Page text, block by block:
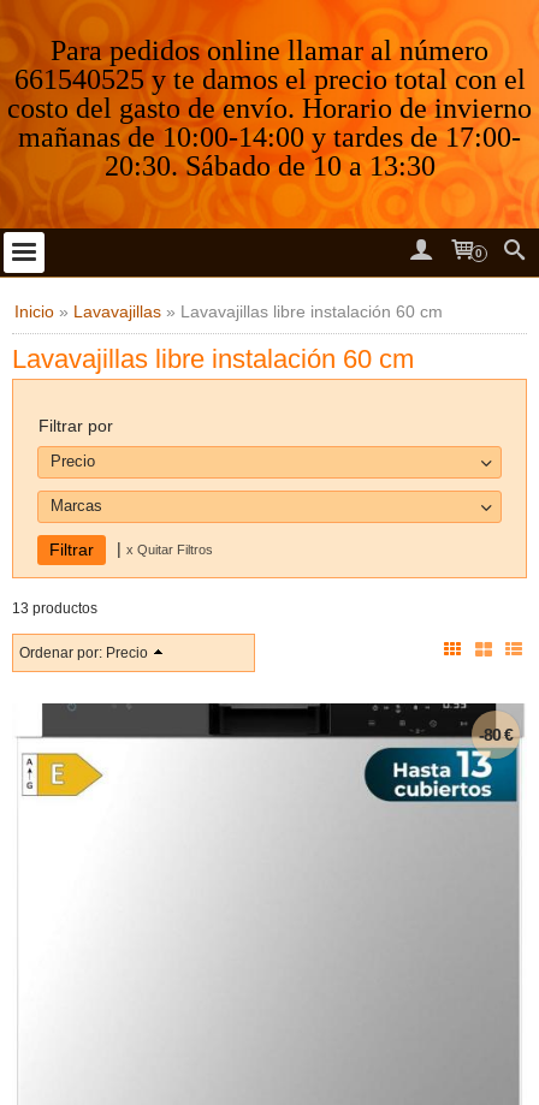
Para pedidos online llamar al número
661540525 y te damos el precio total con el
costo del gasto de envío. Horario de invierno
mañanas de 10:00-14:00 y tardes de 17:00-
20:30. Sábado de 10 a 13:30
0
Inicio » Lavavajillas » Lavavajillas libre instalación 60 cm
Lavavajillas libre instalación 60 cm
Filtrar por
Precio
Marcas
| x Quitar Filtros
13 productos
Ordenar por: Precio
-80 €